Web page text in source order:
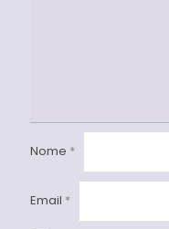
Nome *
Email *